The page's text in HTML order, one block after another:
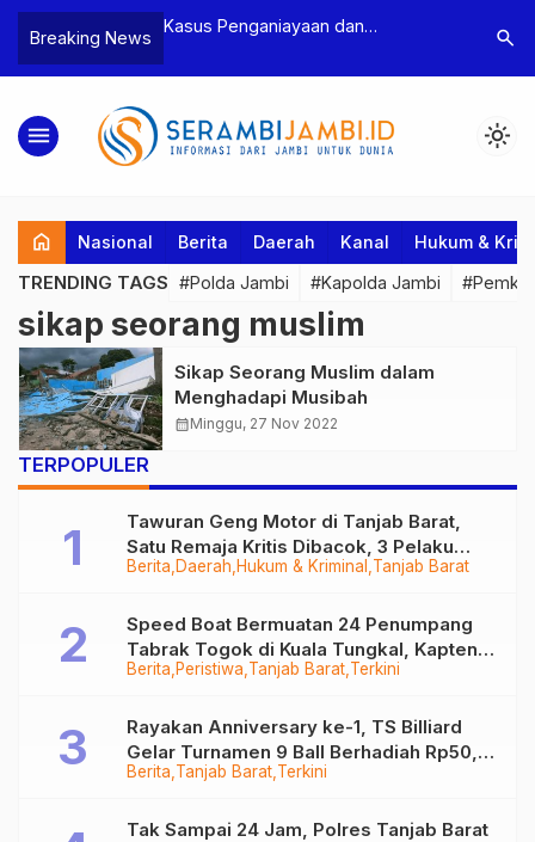
Breaking News
Bea Cukai
Pelaku beserta
dan 146 Gram
Kasus Penganiayaan dan
Tebo Tetapkan Dua Tersangka
Polres
Dua
search
menu light_mode
home Nasional Berita Daerah Kanal Hukum &
TRENDING TAGS #Polda Jambi #Kapolda Jambi
sikap seorang muslim
Sikap Seorang Muslim dalam
Menghadapi Musibah
calendar_monthMinggu, 27 Nov 2022
TERPOPULER
Berita Daerah Hukum & Kriminal Tanjab Barat
Tawuran Geng Motor di Tanjab Barat,
Satu Remaja Kritis Dibacok, 3 Pelaku
Ditangkap
Berita Peristiwa Tanjab Barat Terkini
Speed Boat Bermuatan 24 Penumpang
Tabrak Togok di Kuala Tungkal, Kapten
Sempat Hilang
Berita Tanjab Barat Terkini
Rayakan Anniversary ke-1, TS Billiard
Gelar Turnamen 9 Ball Berhadiah Rp50,8
Juta
Tak Sampai 24 Jam, Polres Tanjab Barat